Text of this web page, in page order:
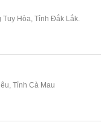
Hòa, Tỉnh Đắk Lắk.
Tỉnh Cà Mau